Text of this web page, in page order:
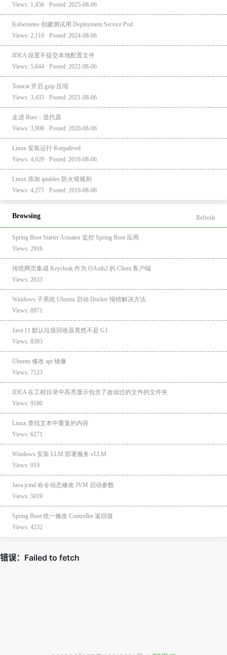
Views: 1,456 · Posted: 2025-08-06
Kubernetes 创建测试用 Deployment Service Pod
Views: 2,110 · Posted: 2024-08-06
IDEA 设置不提交本地配置文件
Views: 5,644 · Posted: 2022-08-06
Tomcat 开启 gzip 压缩
Views: 3,435 · Posted: 2021-08-06
走进 Rust：迭代器
Views: 3,998 · Posted: 2020-08-06
Linux 安装运行 Keepalived
Views: 4,029 · Posted: 2019-08-06
Linux 添加 iptables 防火墙规则
Views: 4,275 · Posted: 2019-08-06
Browsing Refresh
Spring Boot Starter Actuator 监控 Spring Boot 应用
Views: 2916
传统网页集成 Keycloak 作为 OAuth2 的 Client 客户端
Views: 2633
Windows 子系统 Ubuntu 启动 Docker 报错解决方法
Views: 8971
Java 11 默认垃圾回收器竟然不是 G1
Views: 8393
Ubuntu 修改 apt 镜像
Views: 7123
IDEA 在工程目录中高亮显示包含了改动过的文件的文件夹
Views: 9180
Linux 查找文本中重复的内容
Views: 6271
Windows 安装 LLM 部署服务 vLLM
Views: 919
Java jcmd 命令动态修改 JVM 启动参数
Views: 5019
Spring Boot 统一修改 Controller 返回值
Views: 4232